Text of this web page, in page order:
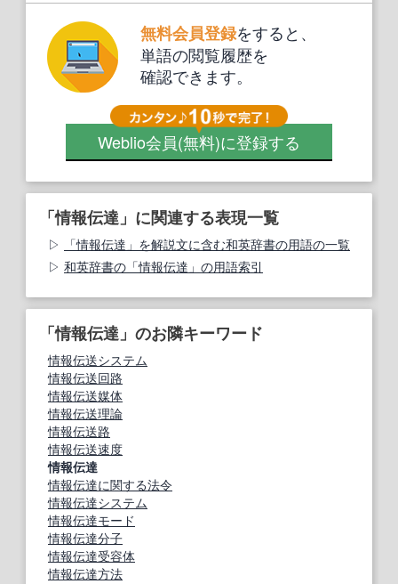
無料会員登録をすると、
単語の閲覧履歴を
確認できます。
Weblio会員(無料)に登録する
「情報伝達」に関連する表現一覧
「情報伝達」を解説文に含む和英辞書の用語の一覧
和英辞書の「情報伝達」の用語索引
「情報伝達」のお隣キーワード
情報伝送システム
情報伝送回路
情報伝送媒体
情報伝送理論
情報伝送路
情報伝送速度
情報伝達
情報伝達に関する法令
情報伝達システム
情報伝達モード
情報伝達分子
情報伝達受容体
情報伝達方法